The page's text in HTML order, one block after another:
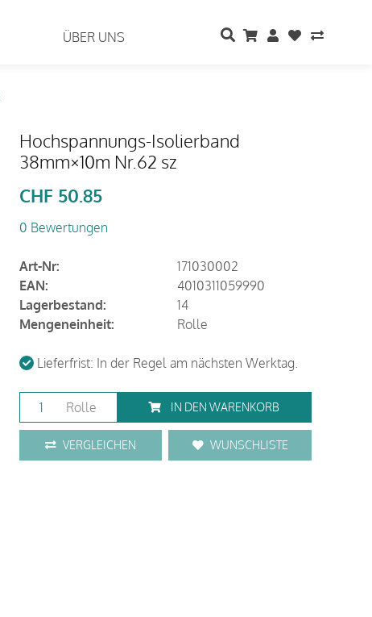
ÜBER UNS
Hochspannungs-Isolierband
38mm×10m Nr.62 sz
CHF 50.85
0 Bewertungen
Art-Nr:
171030002
EAN:
4010311059990
Lagerbestand:
14
Mengeneinheit:
Rolle
Lieferfrist: In der Regel am nächsten Werktag.
Rolle IN DEN WARENKORB
VERGLEICHEN WUNSCHLISTE